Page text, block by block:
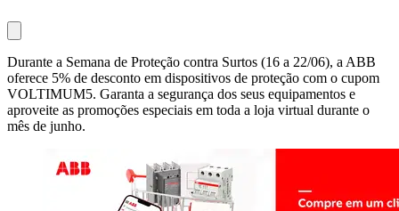
Durante a Semana de Proteção contra Surtos (16 a 22/06), a ABB
oferece 5% de desconto em dispositivos de proteção com o cupom
VOLTIMUM5. Garanta a segurança dos seus equipamentos e
aproveite as promoções especiais em toda a loja virtual durante o
mês de junho.